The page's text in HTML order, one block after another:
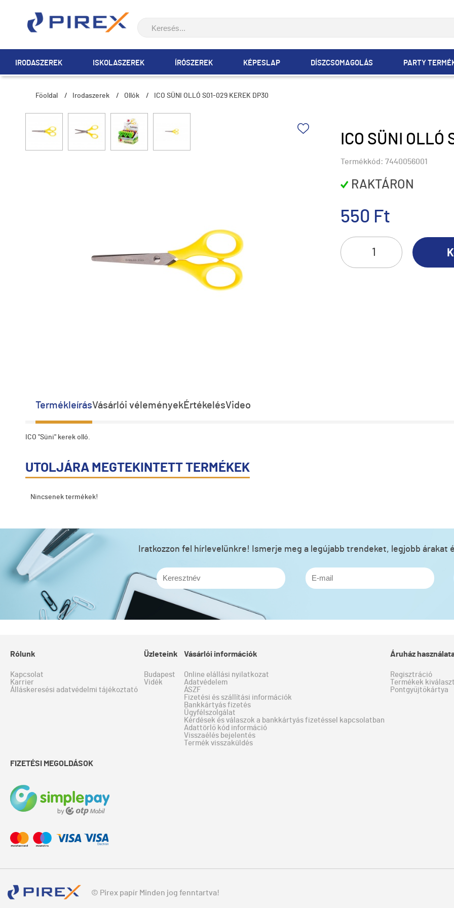
IRODASZEREK ISKOLASZEREK ÍRÓSZEREK KÉPESLAP DÍSZCSOMAGOLÁS PARTY
Főoldal / Irodaszerek / Ollók / ICO SÜNI OLLÓ S01-029 KEREK DP30
ICO SÜNI
Termékkód: 7440056001
RAKTÁRON
550 Ft
TermékleírásVásárlói véleményekÉrtékelésVideo
ICO "Süni" kerek olló.
UTOLJÁRA MEGTEKINTETT TERMÉKEK
Nincsenek termékek!
Iratkozzon fel hírlevelünkre! Ismerje meg a legújabb trendeket, legjobb árakat
Rólunk
Kapcsolat
Karrier
Álláskeresési adatvédelmi tájékoztató
Üzleteink
Budapest
Vidék
Vásárlói információk
Online elállási nyilatkozat
Adatvédelem
ÁSZF
Fizetési és szállítási információk
Bankkártyás fizetés
Ügyfélszolgálat
Kérdések és válaszok a bankkártyás fizetéssel kapcsolatban
Adattörlő kód információ
Visszaélés bejelentés
Termék visszaküldés
Áruház
Regisztráció
Termékek
Pontgyűjtőkártya
FIZETÉSI MEGOLDÁSOK
© Pirex papír Minden jog fenntartva!